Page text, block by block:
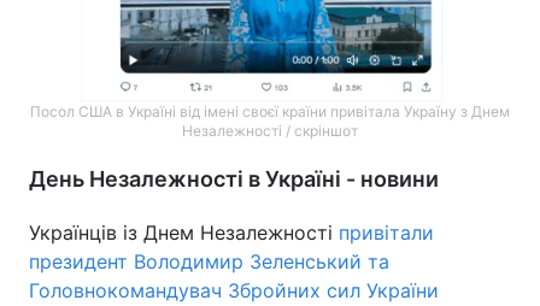
Посол США в Україні від імені своєї країни привітала Україну з Днем
Незалежності / скріншот
День Незалежності в Україні - новини
Українців із Днем Незалежності привітали
президент Володимир Зеленський та
Головнокомандувач Збройних сил України